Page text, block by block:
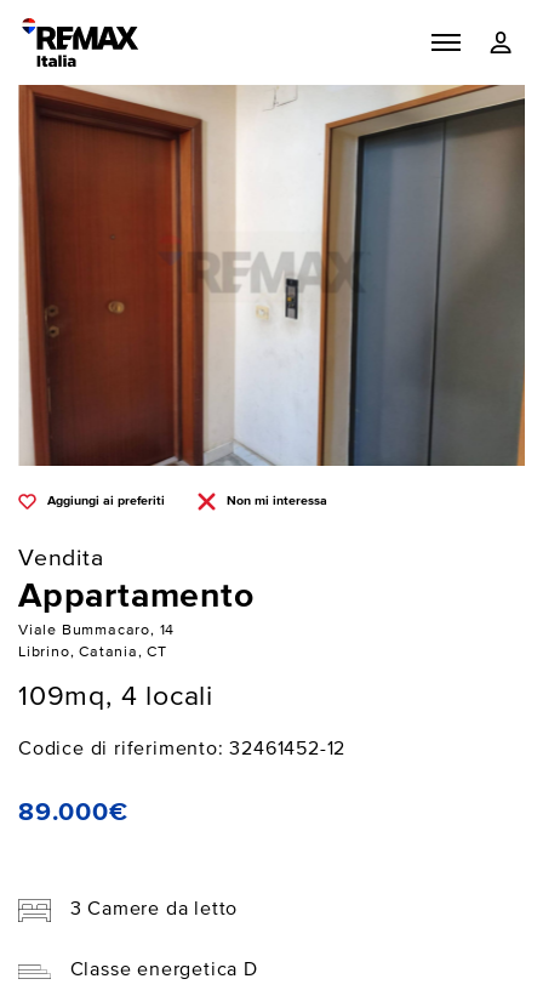
Aggiungi ai preferiti Non mi interessa
Vendita
Appartamento
Viale Bummacaro, 14
Librino, Catania, CT
109mq, 4 locali
Codice di riferimento: 32461452-12
89.000€
3 Camere da letto
Classe energetica D